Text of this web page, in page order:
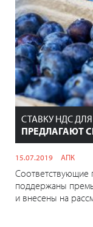
СТАВКУ НДС
ПРЕДЛАГАЮТ
15.07.2019 АПК
Соответствующие
поддержаны
и внесены на